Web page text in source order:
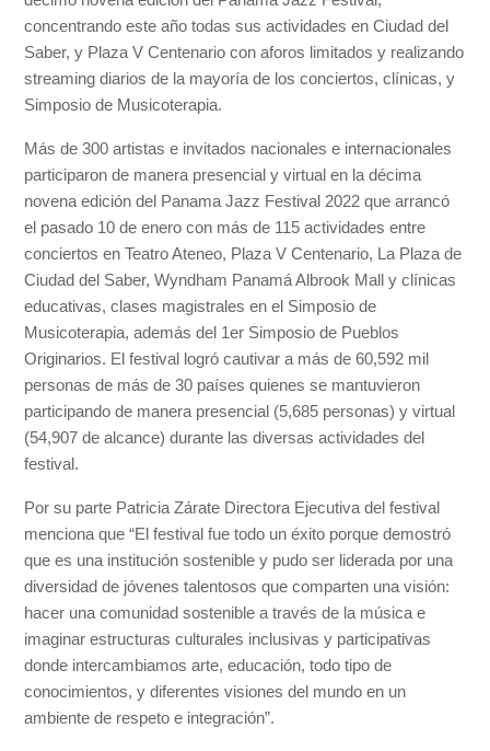
concentrando este año todas sus actividades en Ciudad del
Saber, y Plaza V Centenario con aforos limitados y realizando
streaming diarios de la mayoría de los conciertos, clínicas, y
Simposio de Musicoterapia.
Más de 300 artistas e invitados nacionales e internacionales
participaron de manera presencial y virtual en la décima
novena edición del Panama Jazz Festival 2022 que arrancó
el pasado 10 de enero con más de 115 actividades entre
conciertos en Teatro Ateneo, Plaza V Centenario, La Plaza de
Ciudad del Saber, Wyndham Panamá Albrook Mall y clínicas
educativas, clases magistrales en el Simposio de
Musicoterapia, además del 1er Simposio de Pueblos
Originarios. El festival logró cautivar a más de 60,592 mil
personas de más de 30 países quienes se mantuvieron
participando de manera presencial (5,685 personas) y virtual
(54,907 de alcance) durante las diversas actividades del
festival.
Por su parte Patricia Zárate Directora Ejecutiva del festival
menciona que “El festival fue todo un éxito porque demostró
que es una institución sostenible y pudo ser liderada por una
diversidad de jóvenes talentosos que comparten una visión:
hacer una comunidad sostenible a través de la música e
imaginar estructuras culturales inclusivas y participativas
donde intercambiamos arte, educación, todo tipo de
conocimientos, y diferentes visiones del mundo en un
ambiente de respeto e integración”.